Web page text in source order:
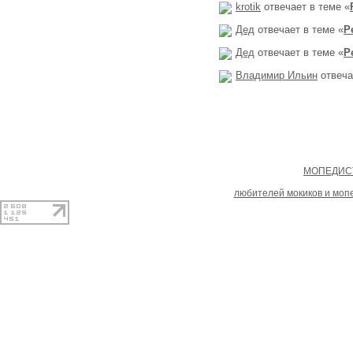
krotik отвечает в теме «
Дед отвечает в теме «
Дед отвечает в теме «
Владимир Ильин
любителей мокиков и